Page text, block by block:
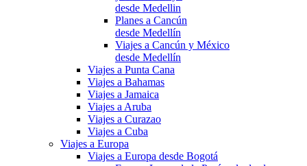
desde Medellin
Planes a Cancún
desde Medellín
Viajes a Cancún y México
desde Medellín
Viajes a Punta Cana
Viajes a Bahamas
Viajes a Jamaica
Viajes a Aruba
Viajes a Curazao
Viajes a Cuba
Viajes a Europa
Viajes a Europa desde Bogotá